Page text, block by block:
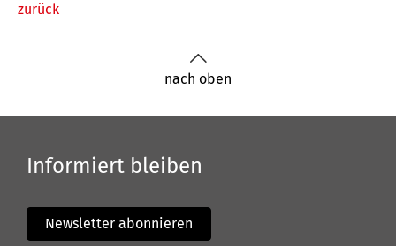
zurück
nach oben
Informiert bleiben
Newsletter abonnieren